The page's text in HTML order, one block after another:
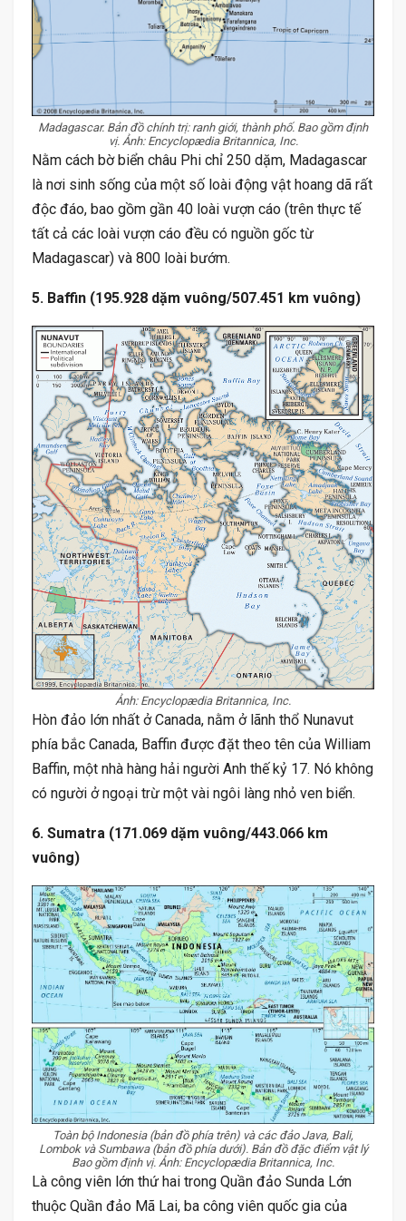
Madagascar. Bản đồ chính trị: ranh giới, thành phố. Bao gồm định
vị. Ảnh: Encyclopædia Britannica, Inc.
Nằm cách bờ biển châu Phi chỉ 250 dặm, Madagascar
là nơi sinh sống của một số loài động vật hoang dã rất
độc đáo, bao gồm gần 40 loài vượn cáo (trên thực tế
tất cả các loài vượn cáo đều có nguồn gốc từ
Madagascar) và 800 loài bướm.
5. Baffin (195.928 dặm vuông/507.451 km vuông)
Ảnh: Encyclopædia Britannica, Inc.
Hòn đảo lớn nhất ở Canada, nằm ở lãnh thổ Nunavut
phía bắc Canada, Baffin được đặt theo tên của William
Baffin, một nhà hàng hải người Anh thế kỷ 17. Nó không
có người ở ngoại trừ một vài ngôi làng nhỏ ven biển.
6. Sumatra (171.069 dặm vuông/443.066 km
vuông)
Toàn bộ Indonesia (bản đồ phía trên) và các đảo Java, Bali,
Lombok và Sumbawa (bản đồ phía dưới). Bản đồ đặc điểm vật lý
Bao gồm định vị. Ảnh: Encyclopædia Britannica, Inc.
Là công viên lớn thứ hai trong Quần đảo Sunda Lớn
thuộc Quần đảo Mã Lai, ba công viên quốc gia của